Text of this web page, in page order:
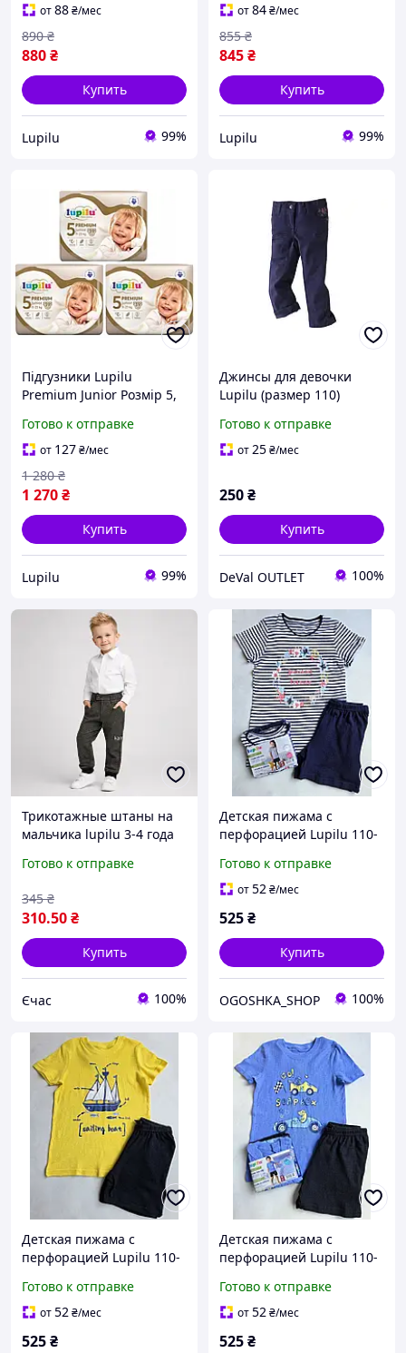
от88₴/мес
880₴
890 ₴
Купить
Lupilu 99%
от84₴/мес
845₴
855 ₴
Купить
Lupilu 99%
Підгузники Lupilu
Premium Junior Розмір 5,
Готово к отправке
от 127₴/мес
1 270₴
1 280 ₴
Купить
Lupilu 99%
Джинсы для девочки
Lupilu (размер 110)
Готово к отправке
от25₴/мес
250₴
Купить
DeVal OUTLET 100%
Трикотажные штаны на
мальчика lupilu 3-4 года
Готово к отправке
310.50₴
345 ₴
Купить
Єчас 100%
Детская пижама с
перфорацией Lupilu 110-
Готово к отправке
от52₴/мес
525₴
Купить
OGOSHKA_SHOP 100%
Детская пижама с
перфорацией Lupilu 110-
Готово к отправке
от52₴/мес
525₴
Детская пижама с
перфорацией Lupilu 110-
Готово к отправке
от52₴/мес
525₴